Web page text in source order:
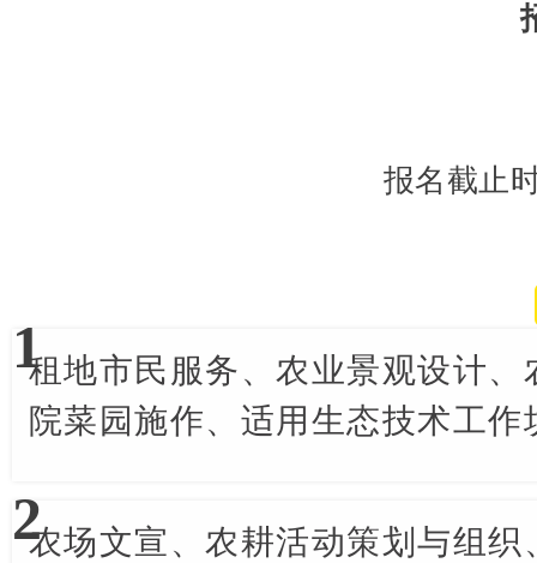
报名截止
1租地市民服务、农业景观设计
院菜园施作、适用生态技术工作
2农场文宣、农耕活动策划与组